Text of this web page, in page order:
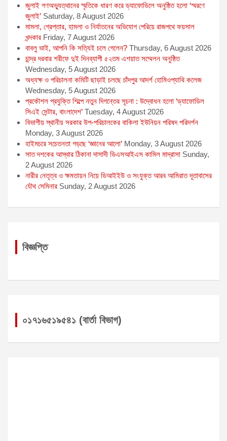
জুলাই গণঅভ্যুত্থানের স্মৃতিকে ধারণ করে ড্যাফোডিলে অনুষ্ঠিত হলো ‘স্মরণে
জুলাই’ Saturday, 8 August 2026
মামলা, গ্রেপ্তার, হামলা ও নির্যাতনের অভিযোগ পেরিয়ে রাজপথে ফয়সাল
খন্দকার Friday, 7 August 2026
বাবলু ভাই, আপনি কি সত্যিই চলে গেলেন? Thursday, 6 August 2026
চান্দ্র দরবার শরীফে দুই দিনব্যাপী ৫২তম এশয়াত সম্মেলন অনুষ্ঠিত
Wednesday, 5 August 2026
অধ্যক্ষ ও পরিচালনা কমিটি ছাড়াই চলছে চাঁদপুর আদর্শ হোমিওপ্যাথি কলেজ
Wednesday, 5 August 2026
প্রকৌশল প্রযুক্তি শিল্পে নতুন দিগন্তের সূচনা : উদ্বোধন হলো ‘ড্যাফোডিল
সিএই সেন্টার, বাংলাদেশ’ Tuesday, 4 August 2026
বিভাগীয় স্থানীয় সরকার উপ-পরিচালকের বাকিলা ইউনিয়ন পরিষদ পরিদর্শন
Monday, 3 August 2026
হাইমচরে সচেতনতা গড়ছে ‘জ্ঞানের আলো’ Monday, 3 August 2026
সাত দশকের আস্থার ঠিকানা দাসাদী ডিএসআইএস কামিল মাদ্রাসা Sunday,
2 August 2026
নারীর নেতৃত্ব ও ক্ষমতায়ন নিয়ে ডিআইইউ ও সংযুক্ত আরব আমিরাত দূতাবাসের
যৌথ সেমিনার Sunday, 2 August 2026
বিজ্ঞপ্তি
০১৭১৬৫১৯৫৪১ (বার্তা বিভাগ)